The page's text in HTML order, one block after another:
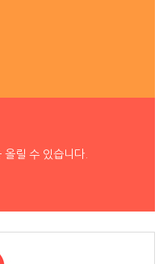
릴 수 있습니다.